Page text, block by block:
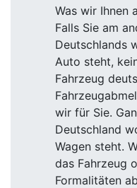
Was wir Ihnen
Falls Sie am
Deutschlands
Auto steht,
Fahrzeug
wir für Sie.
Deutschland
Wagen steht.
das Fahrzeug
Formalitäten